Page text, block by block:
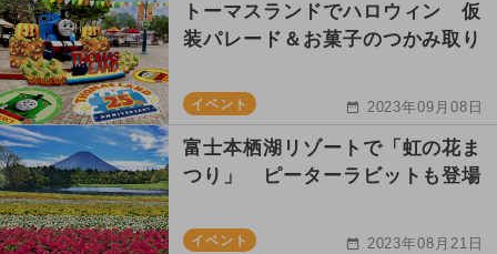
トーマスランドでハロウィン 仮
装パレード＆お菓子のつかみ取り
イベント 2023年09月08日
富士本栖湖リゾートで「虹の花ま
つり」 ピーターラビットも登場
イベント 2023年08月21日